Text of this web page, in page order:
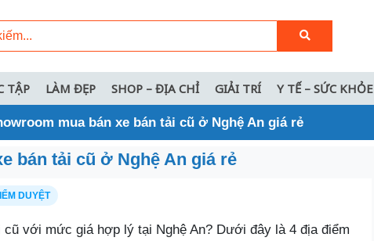
TẬP LÀM ĐẸP SHOP – ĐỊA CHỈ GIẢI TRÍ Y TẾ – SỨC KHỎE
mua bán xe bán tải cũ ở Nghệ An giá rẻ
bán tải cũ ở Nghệ An giá rẻ
DUYỆT
với mức giá hợp lý tại Nghệ An? Dưới đây là 4 địa điểm